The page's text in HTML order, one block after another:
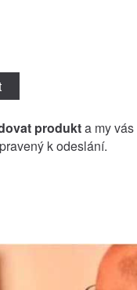
produkta my
k odeslání.